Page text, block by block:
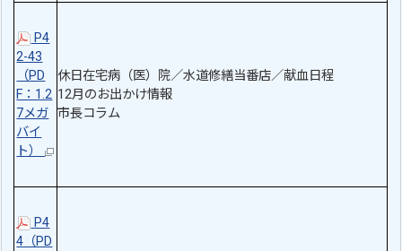
P4
2-43
（PD
F：1.2
7メガ
バイ
ト）
休日在宅病（医）院／水道修繕当番店／献血日程
12月のお出かけ情報
市長コラム
P4
4（PD